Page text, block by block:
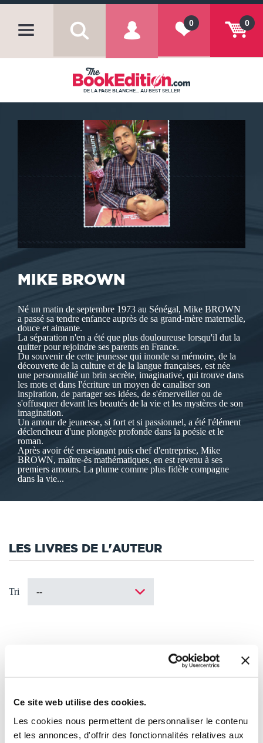
Ce site web utilise des cookies.
Les cookies nous permettent de personnaliser le contenu
et les annonces, d'offrir des fonctionnalités relatives aux
0
0
DE LA PAGE BLANCHE... AU BEST SELLER
MIKE BROWN
Né un matin de septembre 1973 au Sénégal, Mike BROWN
a passé sa tendre enfance auprès de sa grand-mère maternelle,
douce et aimante.
La séparation n'en a été que plus douloureuse lorsqu'il dut la
quitter pour rejoindre ses parents en France.
Du souvenir de cette jeunesse qui inonde sa mémoire, de la
découverte de la culture et de la langue françaises, est née
une personnalité un brin secrète, imaginative, qui trouve dans
les mots et dans l'écriture un moyen de canaliser son
inspiration, de partager ses idées, de s'émerveiller ou de
s'offusquer devant les beautés de la vie et les mystères de son
imagination.
Un amour de jeunesse, si fort et si passionnel, a été l'élément
déclencheur d'une plongée profonde dans la poésie et le
roman.
Après avoir été enseignant puis chef d'entreprise, Mike
BROWN, maître-ès mathématiques, en est revenu à ses
premiers amours. La plume comme plus fidèle compagne
dans la vie...
LES LIVRES DE L'AUTEUR
Tri